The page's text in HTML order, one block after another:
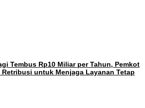
Tembus Rp10 Miliar per Tahun, Pemkot
Retribusi untuk Menjaga Layanan Tetap